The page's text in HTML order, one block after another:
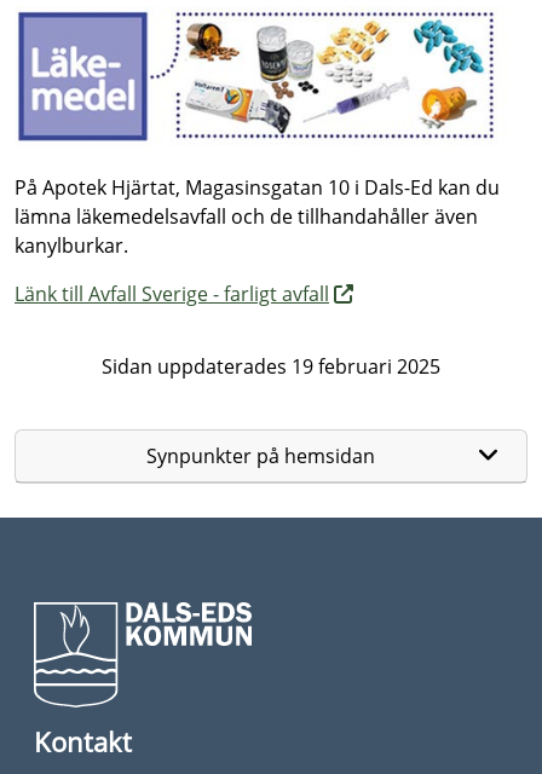
På Apotek Hjärtat, Magasinsgatan 10 i Dals-Ed kan du
lämna läkemedelsavfall och de tillhandahåller även
kanylburkar.
Länk till Avfall Sverige - farligt avfall
Sidan uppdaterades 19 februari 2025
Synpunkter på hemsidan
Kontakt